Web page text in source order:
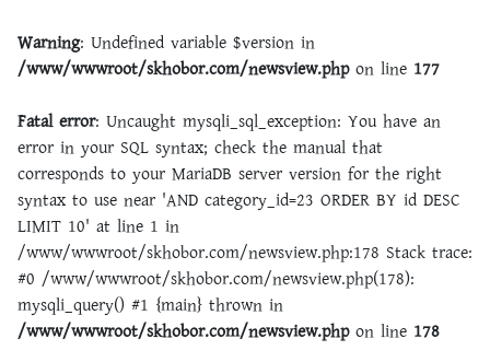
Warning: Undefined variable $version in
/www/wwwroot/skhobor.com/newsview.phpon line 177
Fatal error: Uncaught mysqli_sql_exception: You have an
error in your SQL syntax; check the manual that
corresponds to your MariaDB server version for the right
syntax to use near 'AND category_id=23 ORDER BY id DESC
LIMIT 10' at line 1 in
/www/wwwroot/skhobor.com/newsview.php:178 Stack trace:
#0 /www/wwwroot/skhobor.com/newsview.php(178):
mysqli_query() #1 {main} thrown in
/www/wwwroot/skhobor.com/newsview.phpon line 178